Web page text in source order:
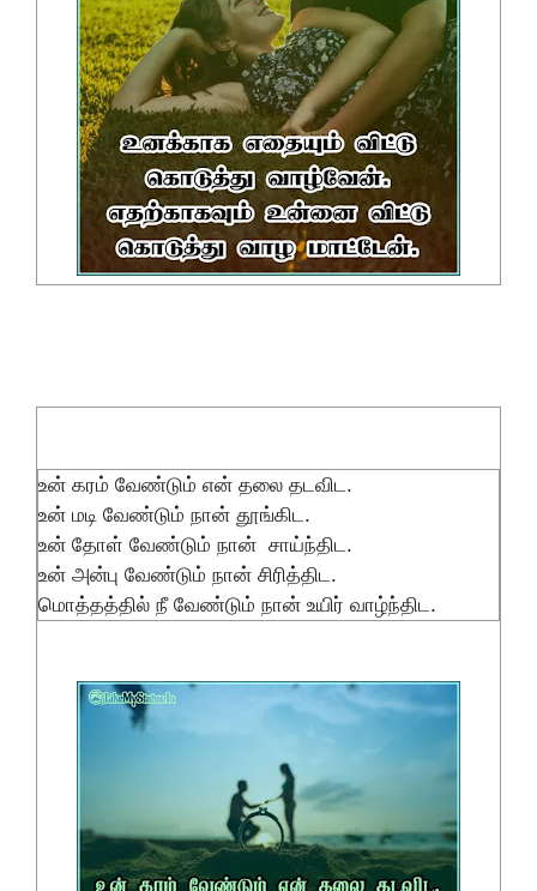
உன் கரம் வேண்டும் என் தலை தடவிட.
உன் மடி வேண்டும் நான் தூங்கிட.
உன் தோள் வேண்டும் நான் சாய்ந்திட.
உன் அன்பு வேண்டும் நான் சிரித்திட.
மொத்தத்தில் நீ வேண்டும் நான் உயிர் வாழ்ந்திட.